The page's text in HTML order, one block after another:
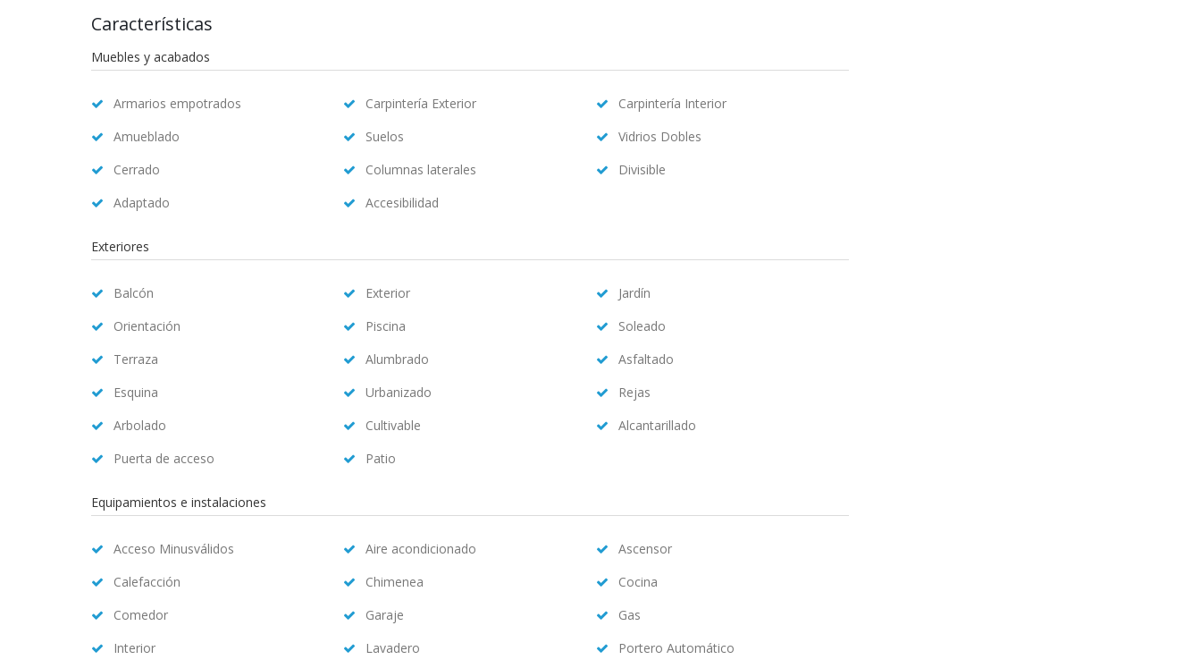
Características
Muebles y acabados
Armarios empotrados Carpintería Exterior
Carpintería Interior
Amueblado
Suelos
Vidrios Dobles
Cerrado
Columnas laterales
Divisible
Adaptado
Accesibilidad
Exteriores
Balcón Exterior
Jardín
Orientación
Piscina
Soleado
Terraza
Alumbrado
Asfaltado
Esquina
Urbanizado
Rejas
Arbolado
Cultivable
Alcantarillado
Puerta de acceso
Patio
Equipamientos e instalaciones
Acceso Minusválidos Aire acondicionado
Ascensor
Calefacción
Chimenea
Cocina
Comedor
Garaje
Gas
Interior
Lavadero
Portero Automático